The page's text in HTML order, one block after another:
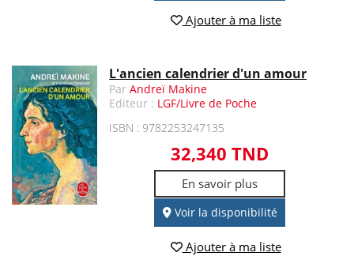
Ajouter à ma liste
L'ancien calendrier d'un amour
ParAndreï Makine
Editeur : LGF/Livre de Poche
ISBN : 9782253247135
32,340 TND
En savoir plus
Voir la disponibilité
Ajouter à ma liste